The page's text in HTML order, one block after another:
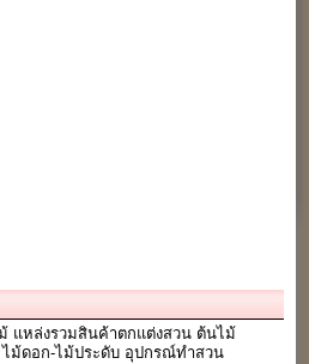
แหล่งรวมสินค้าตกแต่งสวน ต้นไม้
ม้ดอก-ไม้ประดับ อุปกรณ์ทำสวน